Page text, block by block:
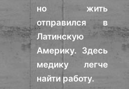
но жить
отправился в
Латинскую
Америку. Здесь
медику легче
найти работу.